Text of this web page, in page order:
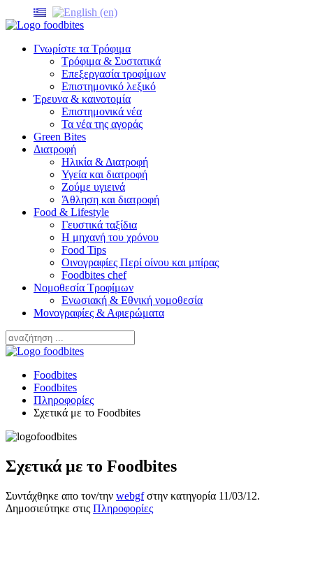
Γνωρίστε τα Τρόφιμα
Τρόφιμα & Συστατικά
Επεξεργασία τροφίμων
Επιστημονικό λεξικό
Έρευνα & καινοτομία
Επιστημονικά νέα
Τα νέα της αγοράς
Green Bites
Διατροφή
Ηλικία & Διατροφή
Υγεία και διατροφή
Ζούμε υγιεινά
Άθληση και διατροφή
Food & Lifestyle
Γευστικά ταξίδια
Η μηχανή του χρόνου
Food Tips
Οινογραφίες Περί οίνου και μπίρας
Foodbites chef
Νομοθεσία Τροφίμων
Ενωσιακή & Εθνική νομοθεσία
Μονογραφίες & Αφιερώματα
Foodbites
Foodbites
Πληροφορίες
Σχετικά με το Foodbites
Σχετικά με το Foodbites
Συντάχθηκε απο τον/την webgfστην κατηγορία 11/03/12.
Δημοσιεύτηκε στις Πληροφορίες